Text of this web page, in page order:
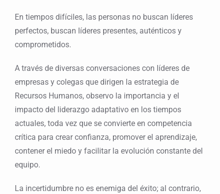
En tiempos difíciles, las personas no buscan líderes
perfectos, buscan líderes presentes, auténticos y
comprometidos.
A través de diversas conversaciones con líderes de
empresas y colegas que dirigen la estrategia de
Recursos Humanos, observo la importancia y el
impacto del liderazgo adaptativo en los tiempos
actuales, toda vez que se convierte en competencia
crítica para crear confianza, promover el aprendizaje,
contener el miedo y facilitar la evolución constante del
equipo.
La incertidumbre no es enemiga del éxito; al contrario,